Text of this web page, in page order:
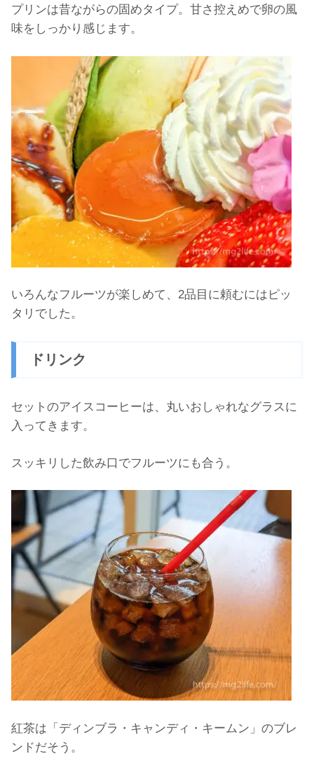
プリンは昔ながらの固めタイプ。甘さ控えめで卵の風
味をしっかり感じます。
いろんなフルーツが楽しめて、2品目に頼むにはピッ
タリでした。
ドリンク
セットのアイスコーヒーは、丸いおしゃれなグラスに
入ってきます。
スッキリした飲み口でフルーツにも合う。
紅茶は「ディンブラ・キャンディ・キームン」のブレ
ンドだそう。